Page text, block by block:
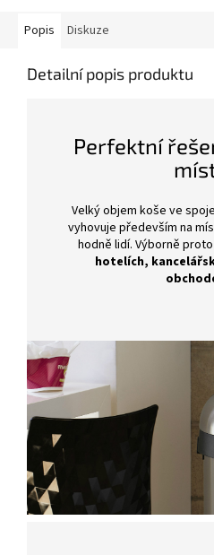
Popis Diskuze
Detailní popis produktu
Perfektní
Velký objem koše ve
vyhovuje především na
hodně lidí. Výborně
hotelích,